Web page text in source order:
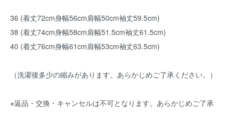
36 (着丈72cm身幅56cm肩幅50cm袖丈59.5cm)
38 (着丈74cm身幅58cm肩幅51.5cm袖丈61.5cm)
40 (着丈76cm身幅61cm肩幅53cm袖丈63.5cm)
（洗濯後多少の縮みがあります。あらかじめご了承ください。）
※返品・交換・キャンセルは不可となります。あらかじめご了承